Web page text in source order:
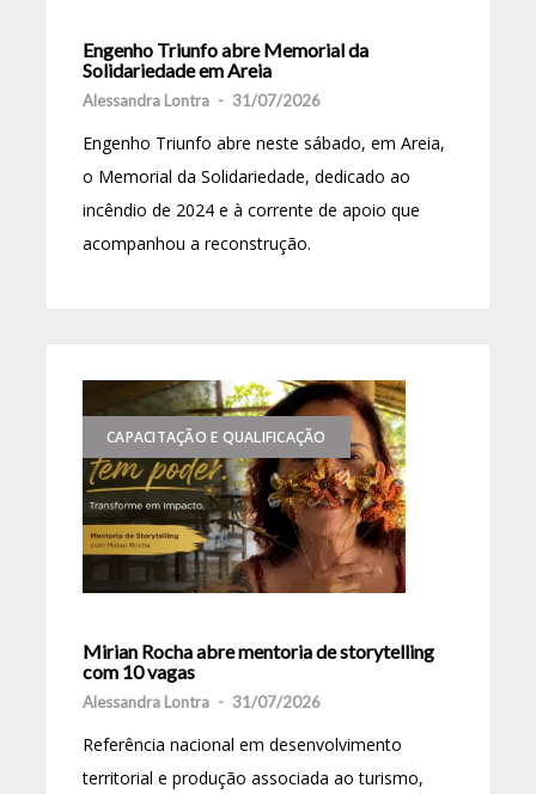
Engenho Triunfo abre Memorial da
Solidariedade em Areia
Alessandra Lontra - 31/07/2026
Engenho Triunfo abre neste sábado, em Areia,
o Memorial da Solidariedade, dedicado ao
incêndio de 2024 e à corrente de apoio que
acompanhou a reconstrução.
CAPACITAÇÃO E QUALIFICAÇÃO
Mirian Rocha abre mentoria de storytelling
com 10 vagas
Alessandra Lontra - 31/07/2026
Referência nacional em desenvolvimento
territorial e produção associada ao turismo,